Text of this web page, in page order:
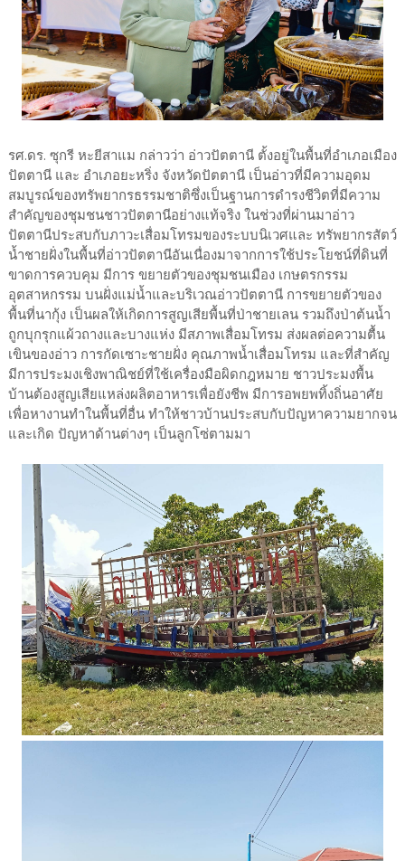
รศ.ดร. ซุกรี หะยีสาแม กล่าวว่า อ่าวปัตตานี ตั้งอยู่ในพื้นที่อำเภอเมือง
ปัตตานี และ อำเภอยะหริ่ง จังหวัดปัตตานี เป็นอ่าวที่มีความอุดม
สมบูรณ์ของทรัพยากรธรรมชาติซึ่งเป็นฐานการดำรงชีวิตที่มีความ
สำคัญของชุมชนชาวปัตตานีอย่างแท้จริง ในช่วงที่ผ่านมาอ่าว
ปัตตานีประสบกับภาวะเสื่อมโทรมของระบบนิเวศและ ทรัพยากรสัตว์
น้ำชายฝั่งในพื้นที่อ่าวปัตตานีอันเนื่องมาจากการใช้ประโยชน์ที่ดินที่
ขาดการควบคุม มีการ ขยายตัวของชุมชนเมือง เกษตรกรรม
อุตสาหกรรม บนฝั่งแม่น้ำและบริเวณอ่าวปัตตานี การขยายตัวของ
พื้นที่นากุ้ง เป็นผลให้เกิดการสูญเสียพื้นที่ป่าชายเลน รวมถึงป่าต้นน้ำ
ถูกบุกรุกแผ้วถางและบางแห่ง มีสภาพเสื่อมโทรม ส่งผลต่อความตื้น
เขินของอ่าว การกัดเซาะชายฝั่ง คุณภาพน้ำเสื่อมโทรม และที่สำคัญ
มีการประมงเชิงพาณิชย์ที่ใช้เครื่องมือผิดกฎหมาย ชาวประมงพื้น
บ้านต้องสูญเสียแหล่งผลิตอาหารเพื่อยังชีพ มีการอพยพทิ้งถิ่นอาศัย
เพื่อหางานทำในพื้นที่อื่น ทำให้ชาวบ้านประสบกับปัญหาความยากจน
และเกิด ปัญหาด้านต่างๆ เป็นลูกโซ่ตามมา